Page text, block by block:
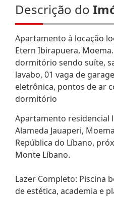
Descrição do
Apartamento à locação
Etern Ibirapuera, Moema.
dormitório sendo suíte,
lavabo, 01 vaga de
eletrônica, pontos de ar
dormitório
Apartamento residencial
Alameda Jauaperi,
República do Líbano,
Monte Líbano.
Lazer Completo: Piscina
de estética, academia e